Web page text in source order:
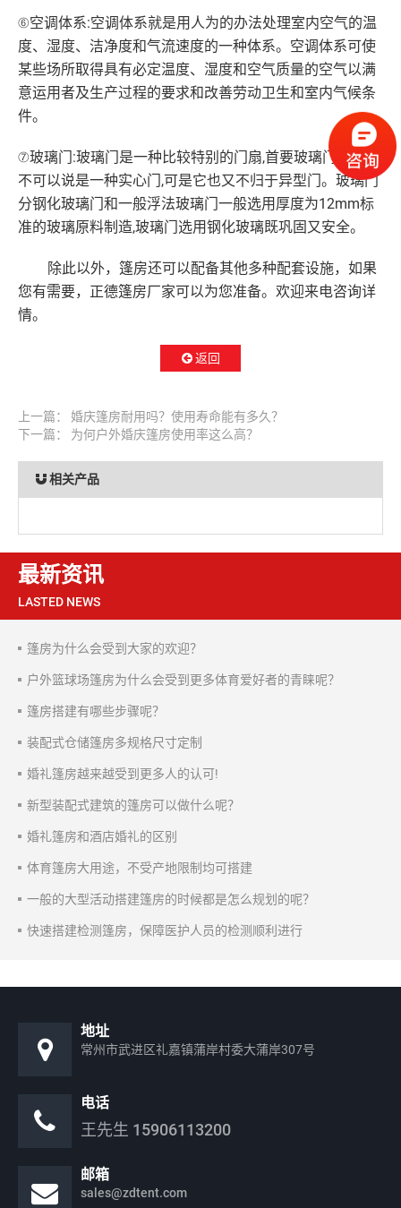
⑥空调体系:空调体系就是用人为的办法处理室内空气的温
度、湿度、洁净度和气流速度的一种体系。空调体系可使
某些场所取得具有必定温度、湿度和空气质量的空气以满
意运用者及生产过程的要求和改善劳动卫生和室内气候条
件。
⑦玻璃门:玻璃门是一种比较特别的门扇,首要玻璃门的厚度
不可以说是一种实心门,可是它也又不归于异型门。玻璃门
分钢化玻璃门和一般浮法玻璃门一般选用厚度为12mm标
准的玻璃原料制造,玻璃门选用钢化玻璃既巩固又安全。
除此以外，篷房还可以配备其他多种配套设施，如果
您有需要，正德篷房厂家可以为您准备。欢迎来电咨询详
情。
返回
上一篇： 婚庆篷房耐用吗？使用寿命能有多久？
下一篇： 为何户外婚庆篷房使用率这么高？
相关产品
最新资讯
LASTED NEWS
篷房为什么会受到大家的欢迎？
户外篮球场篷房为什么会受到更多体育爱好者的青睐呢？
篷房搭建有哪些步骤呢？
装配式仓储篷房多规格尺寸定制
婚礼篷房越来越受到更多人的认可!
新型装配式建筑的篷房可以做什么呢？
婚礼篷房和酒店婚礼的区别
体育篷房大用途，不受产地限制均可搭建
一般的大型活动搭建篷房的时候都是怎么规划的呢？
快速搭建检测篷房，保障医护人员的检测顺利进行
地址
常州市武进区礼嘉镇蒲岸村委大蒲岸307号
电话
王先生 15906113200
邮箱
sales@zdtent.com